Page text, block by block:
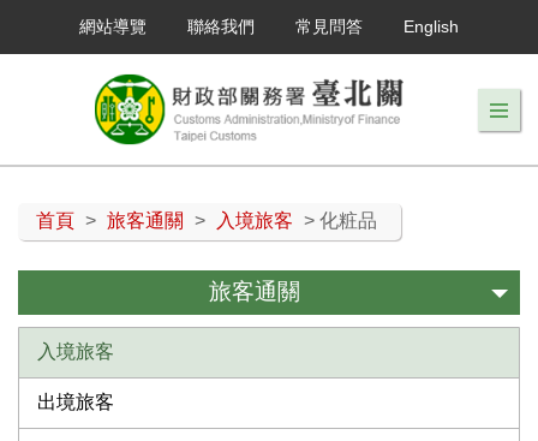
網站導覽 聯絡我們 常見問答 English
首頁 > 旅客通關 > 入境旅客 > 化粧品
旅客通關
入境旅客
出境旅客